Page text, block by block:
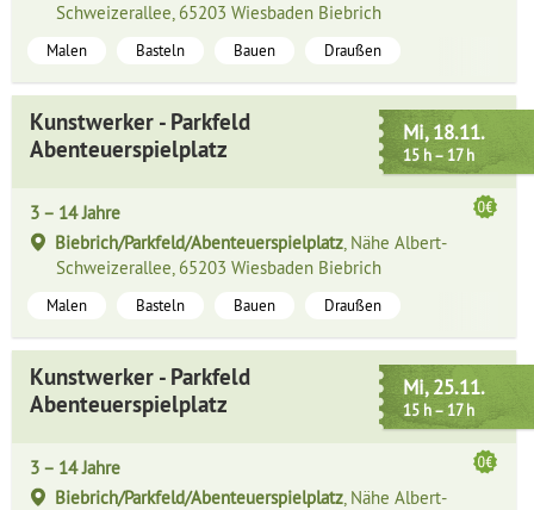
Schweizerallee, 65203 Wiesbaden Biebrich
Malen Basteln Bauen Draußen
Mi, 18.11.
15 h – 17 h
Kunstwerker - Parkfeld
Abenteuerspielplatz
3 – 14 Jahre
Biebrich/Parkfeld/Abenteuerspielplatz, Nähe Albert-
Schweizerallee, 65203 Wiesbaden Biebrich
Malen Basteln Bauen Draußen
Mi, 25.11.
15 h – 17 h
Kunstwerker - Parkfeld
Abenteuerspielplatz
3 – 14 Jahre
Biebrich/Parkfeld/Abenteuerspielplatz, Nähe Albert-